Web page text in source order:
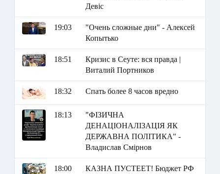
Девіс
19:03
"Очень сложные дни" - Алексей
Копытько
18:51
Кризис в Сеуте: вся правда |
Виталий Портников
18:32 Спать более 8 часов вредно
18:13
"ФІЗИЧНА
ДЕНАЦІОНАЛІЗАЦІЯ ЯК
ДЕРЖАВНА ПОЛІТИКА" -
Владислав Смірнов
18:00
КАЗНА ПУСТЕЕТ! Бюджет РФ